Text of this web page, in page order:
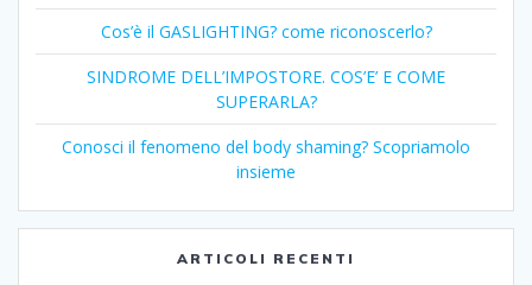
Cos’è il GASLIGHTING? come riconoscerlo?
SINDROME DELL’IMPOSTORE. COS’E’ E COME
SUPERARLA?
Conosci il fenomeno del body shaming? Scopriamolo
insieme
ARTICOLI RECENTI